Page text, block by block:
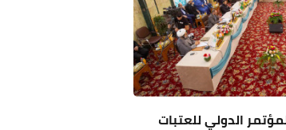
الدولي للعتبات